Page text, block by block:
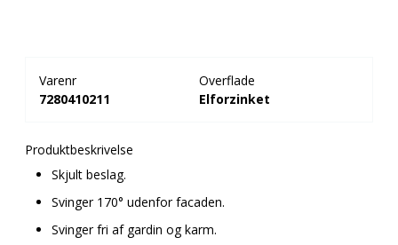
Varenr
7280410211
Overflade
Elforzinket
Produktbeskrivelse
Skjult beslag.
Svinger 170° udenfor facaden.
Svinger fri af gardin og karm.